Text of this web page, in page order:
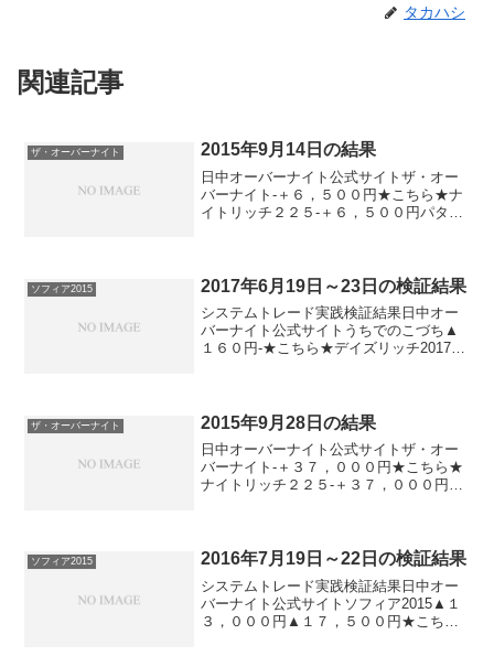
タカハシ
関連記事
ザ・オーバーナイト 2015年9月14日の結果
日中オーバーナイト公式サイトザ・オー
バーナイト-＋６，５００円★こちら★ナ
イトリッチ２２５-＋６，５００円パター
０円-...
ソフィア2015 2017年6月19日～23日の検証結果
システムトレード実践検証結果日中オー
バーナイト公式サイトうちでのこづち▲
１６０円-★こちら★デイズリッチ2017▲
ナイト...
ザ・オーバーナイト 2015年9月28日の結果
日中オーバーナイト公式サイトザ・オー
バーナイト-＋３７，０００円★こちら★
ナイトリッチ２２５-＋３７，０００円パ
２，５０...
ソフィア2015 2016年7月19日～22日の検証結果
システムトレード実践検証結果日中オー
バーナイト公式サイトソフィア2015▲１
３，０００円▲１７，５００円★こちら